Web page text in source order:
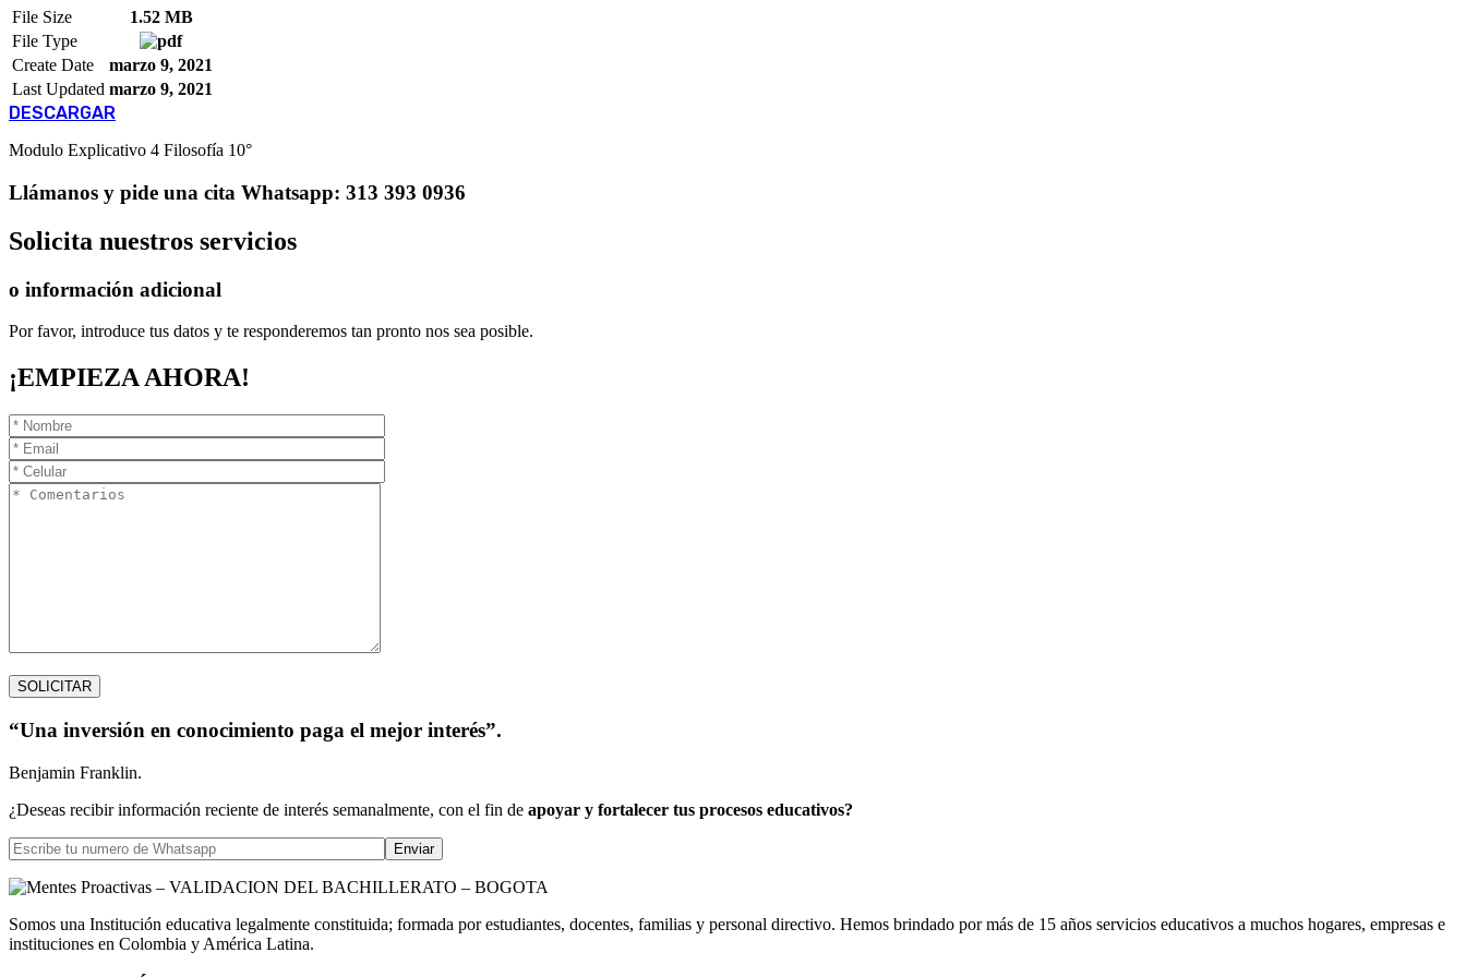
File Size
1.52 MB
File Type
Create Date
marzo 9, 2021
Last Updated marzo 9, 2021
DESCARGAR
Modulo Explicativo 4 Filosofía 10°
Llámanos y pide una cita Whatsapp: 313 393 0936
Solicita nuestros servicios
o información adicional
Por favor, introduce tus datos y te responderemos tan pronto nos sea posible.
¡EMPIEZA AHORA!
“Una inversión en conocimiento paga el mejor interés”.
Benjamin Franklin.
¿Deseas recibir información reciente de interés semanalmente, con el fin de apoyar y fortalecer tus procesos educativos?
Somos una Institución educativa legalmente constituida; formada por estudiantes, docentes, familias y personal directivo. Hemos brindado por más de 15 años servicios educativos a muchos hogares, empresas e
instituciones en Colombia y América Latina.